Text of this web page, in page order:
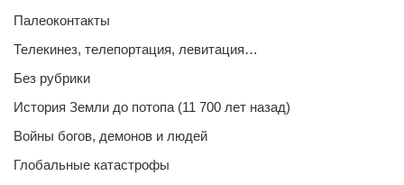
Палеоконтакты
Телекинез, телепортация, левитация…
Без рубрики
История Земли до потопа (11 700 лет назад)
Войны богов, демонов и людей
Глобальные катастрофы